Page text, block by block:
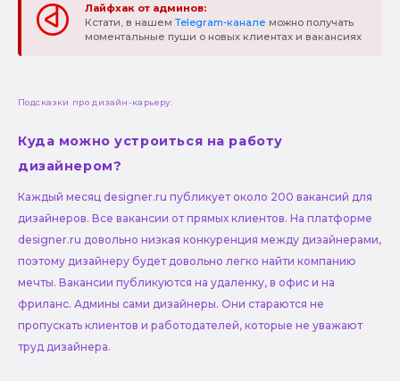
Лайфхак от админов:
Кстати, в нашем Telegram-канале можно получать
моментальные пуши о новых клиентах и вакансиях
Подсказки про дизайн-карьеру:
Куда можно устроиться на работу
дизайнером?
Каждый месяц designer.ru публикует около 200 вакансий для
дизайнеров. Все вакансии от прямых клиентов. На платформе
designer.ru довольно низкая конкуренция между дизайнерами,
поэтому дизайнеру будет довольно легко найти компанию
мечты. Вакансии публикуются на удаленку, в офис и на
фриланс. Админы сами дизайнеры. Они стараются не
пропускать клиентов и работодателей, которые не уважают
труд дизайнера.